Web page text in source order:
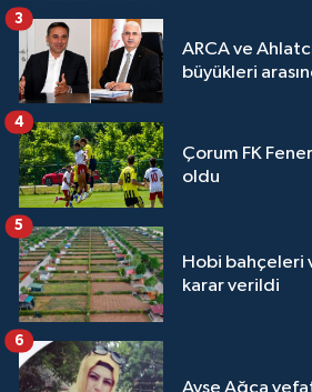
ARCA ve
büyükleri
3
Çorum FK
oldu
4
Hobi bahçeleri
karar verildi
5
Ayşe Ağca
6